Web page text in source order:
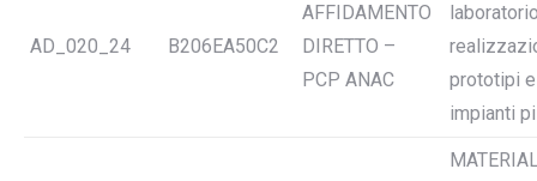
AD_020_24 B206EA50C2
AFFIDAMENTO
DIRETTO –
PCP ANAC
prototipi e
impianti